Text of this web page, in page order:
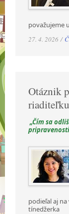
považujeme
27. 4. 2026 /
Otáznik
„Čím sa
podieľal aj
tínedžerka